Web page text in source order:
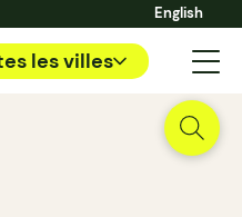
English
les villes